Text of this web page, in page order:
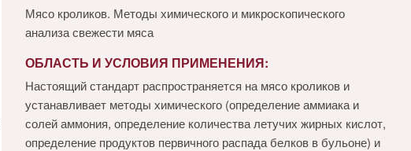
Мясо кроликов. Методы химического и микроскопического
анализа свежести мяса
ОБЛАСТЬ И УСЛОВИЯ ПРИМЕНЕНИЯ:
Настоящий стандарт распространяется на мясо кроликов и
устанавливает методы химического (определение аммиака и
солей аммония, определение количества летучих жирных кислот,
определение продуктов первичного распада белков в бульоне) и